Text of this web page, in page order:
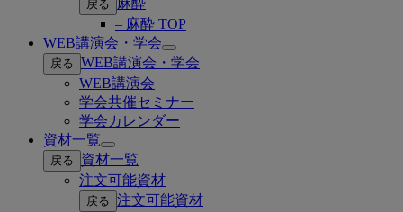
戻る
麻酔
– 麻酔 TOP
WEB講演会・学会
Open
submenu
戻る WEB講演会・学会
WEB講演会
学会共催セミナー
学会カレンダー
資材一覧
Open
submenu
戻る
資材一覧
注文可能資材
戻る 注文可能資材